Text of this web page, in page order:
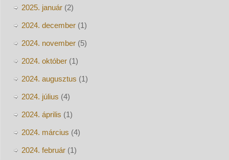
2025. január(2)
2024. december(1)
2024. november(5)
2024. október(1)
2024. augusztus (1)
2024. július (4)
2024. április (1)
2024. március (4)
2024. február(1)